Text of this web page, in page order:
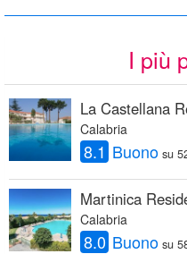
I più
La Castellana
Calabria
8.1 Buono su
Martinica
Calabria
8.0 Buono su